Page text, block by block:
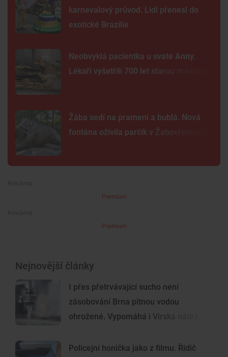
karnevalový průvod. Lidi přenesl do
exotické Brazílie
Neobvyklá pacientka u svaté Anny.
Lékaři vyšetřili 700 let starou madonu
Žába sedí na prameni a bublá. Nová
fontána oživila parčík v Žabovřeskách
Premium
Premium
Nejnovější články
I přes přetrvávající sucho není
zásobování Brna pitnou vodou
ohrožené. Vypomáhá i Vírská nádrž
Policejní honička jako z filmu. Řidič